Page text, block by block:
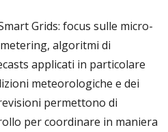
Grids: focus sulle micro-
algoritmi di
applicati in particolare
meteorologiche e dei
permettono di
per coordinare in maniera